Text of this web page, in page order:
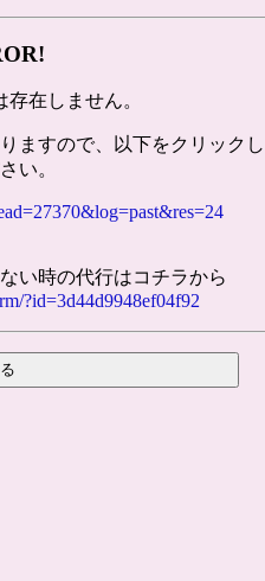
在しません。
ますので、以下をクリックし
い。
い時の代行はコチラから
?id=3d44d9948ef04f92